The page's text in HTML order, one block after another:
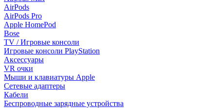
AirPods
AirPods Pro
Apple HomePod
Bose
TV / Игровые консоли
Игровые консоли PlayStation
Аксессуары
VR очки
Мыши и клавиатуры Apple
Сетевые адаптеры
Кабели
Беспроводные зарядные устройства